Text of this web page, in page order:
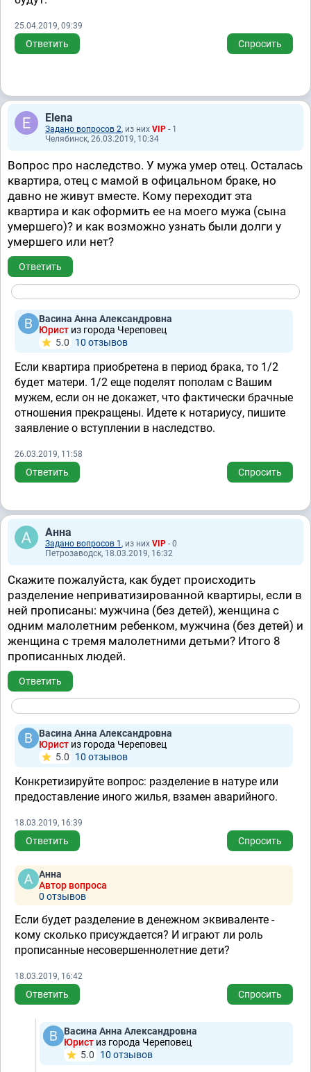
25.04.2019, 09:39
Ответить Спросить
Elena
Задано вопросов 2, из них VIP - 1
Челябинск, 26.03.2019, 10:34
Вопрос про наследство. У мужа умер отец. Осталась
квартира, отец с мамой в офицальном браке, но
давно не живут вместе. Кому переходит эта
квартира и как оформить ее на моего мужа (сына
умершего)? и как возможно узнать были долги у
умершего или нет?
Ответить
Васина Анна Александровна
Юрист из города Череповец
5.0
10 отзывов
Если квартира приобретена в период брака, то 1/2
будет матери. 1/2 еще поделят пополам с Вашим
мужем, если он не докажет, что фактически брачные
отношения прекращены. Идете к нотариусу, пишите
заявление о вступлении в наследство.
26.03.2019, 11:58
Ответить Спросить
Анна
Задано вопросов 1 , из них VIP - 0
Петрозаводск, 18.03.2019, 16:32
Скажите пожалуйста, как будет происходить
разделение неприватизированной квартиры, если в
ней прописаны: мужчина (без детей), женщина с
одним малолетним ребенком, мужчина (без детей) и
женщина с тремя малолетними детьми? Итого 8
прописанных людей.
Ответить
Васина Анна Александровна
Юрист из города Череповец
5.0
10 отзывов
Конкретизируйте вопрос: разделение в натуре или
предоставление иного жилья, взамен аварийного.
18.03.2019, 16:39
Ответить Спросить
Анна
Автор вопроса
0 отзывов
Если будет разделение в денежном эквиваленте -
кому сколько присуждается? И играют ли роль
прописанные несовершеннолетние дети?
18.03.2019, 16:42
Ответить Спросить
Васина Анна Александровна
Юрист из города Череповец
5.0
10 отзывов